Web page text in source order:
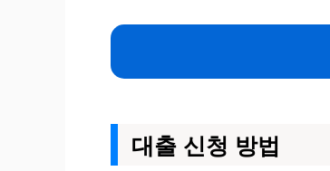
대출 신청 방법